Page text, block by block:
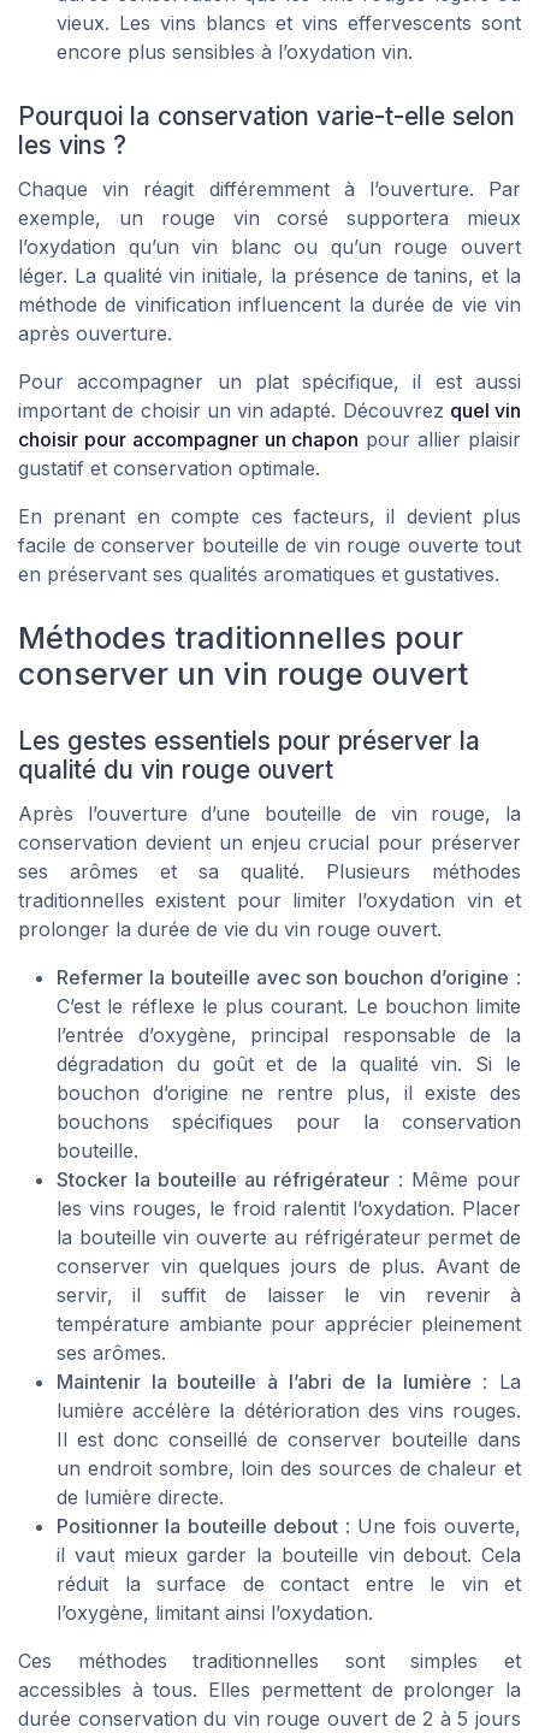
vieux. Les vins blancs et vins effervescents sont
encore plus sensibles à l’oxydation vin.
Pourquoi la conservation varie-t-elle selon
les vins ?
Chaque vin réagit différemment à l’ouverture. Par
exemple, un rouge vin corsé supportera mieux
l’oxydation qu’un vin blanc ou qu’un rouge ouvert
léger. La qualité vin initiale, la présence de tanins, et la
méthode de vinification influencent la durée de vie vin
après ouverture.
Pour accompagner un plat spécifique, il est aussi
important de choisir un vin adapté. Découvrez quel vin
choisir pour accompagner un chapon pour allier plaisir
gustatif et conservation optimale.
En prenant en compte ces facteurs, il devient plus
facile de conserver bouteille de vin rouge ouverte tout
en préservant ses qualités aromatiques et gustatives.
Méthodes traditionnelles pour
conserver un vin rouge ouvert
Les gestes essentiels pour préserver la
qualité du vin rouge ouvert
Après l’ouverture d’une bouteille de vin rouge, la
conservation devient un enjeu crucial pour préserver
ses arômes et sa qualité. Plusieurs méthodes
traditionnelles existent pour limiter l’oxydation vin et
prolonger la durée de vie du vin rouge ouvert.
Refermer la bouteille avec son bouchon d’origine :
C’est le réflexe le plus courant. Le bouchon limite
l’entrée d’oxygène, principal responsable de la
dégradation du goût et de la qualité vin. Si le
bouchon d’origine ne rentre plus, il existe des
bouchons spécifiques pour la conservation
bouteille.
Stocker la bouteille au réfrigérateur : Même pour
les vins rouges, le froid ralentit l’oxydation. Placer
la bouteille vin ouverte au réfrigérateur permet de
conserver vin quelques jours de plus. Avant de
servir, il suffit de laisser le vin revenir à
température ambiante pour apprécier pleinement
ses arômes.
Maintenir la bouteille à l’abri de la lumière : La
lumière accélère la détérioration des vins rouges.
Il est donc conseillé de conserver bouteille dans
un endroit sombre, loin des sources de chaleur et
de lumière directe.
Positionner la bouteille debout: Une fois ouverte,
il vaut mieux garder la bouteille vin debout. Cela
réduit la surface de contact entre le vin et
l’oxygène, limitant ainsi l’oxydation.
Ces méthodes traditionnelles sont simples et
accessibles à tous. Elles permettent de prolonger la
durée conservation du vin rouge ouvert de 2 à 5 jours